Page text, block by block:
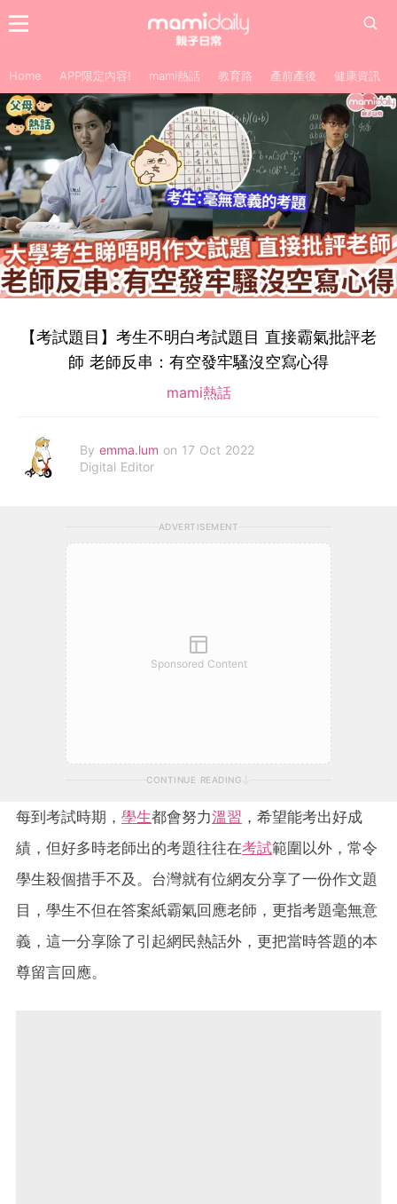
Home APP限定內容! mami熱話 教育路 產前產後 健康資訊
【考試題目】考生不明白考試題目 直接霸氣批評老
師 老師反串：有空發牢騷沒空寫心得
mami熱話
By emma.lum on 17 Oct 2022
Digital Editor
ADVERTISEMENT
Sponsored Content
CONTINUE READING
每到考試時期， 學生都會努力溫習 ，希望能考出好成
績，但好多時老師出的考題往往在考試範圍以外，常令
學生殺個措手不及。台灣就有位網友分享了一份作文題
目，學生不但在答案紙霸氣回應老師，更指考題毫無意
義，這一分享除了引起網民熱話外，更把當時答題的本
尊留言回應。